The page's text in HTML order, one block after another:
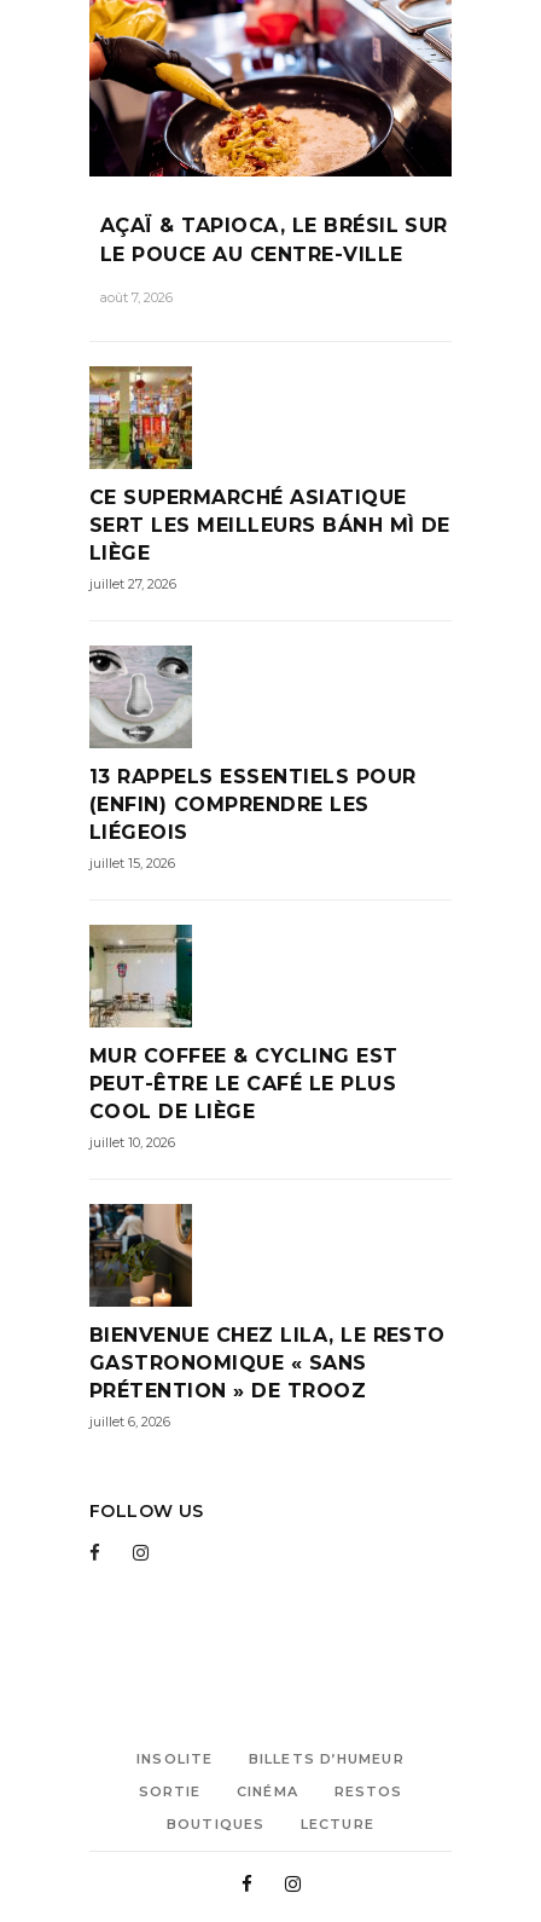
AÇAÏ & TAPIOCA, LE BRÉSIL SUR
LE POUCE AU CENTRE-VILLE
août 7, 2026
CE SUPERMARCHÉ ASIATIQUE
SERT LES MEILLEURS BÁNH MÌ DE
LIÈGE
juillet 27, 2026
13 RAPPELS ESSENTIELS POUR
(ENFIN) COMPRENDRE LES
LIÉGEOIS
juillet 15, 2026
MUR COFFEE & CYCLING EST
PEUT-ÊTRE LE CAFÉ LE PLUS
COOL DE LIÈGE
juillet 10, 2026
BIENVENUE CHEZ LILA, LE RESTO
GASTRONOMIQUE « SANS
PRÉTENTION » DE TROOZ
juillet 6, 2026
FOLLOW US
INSOLITE
BILLETS D’HUMEUR
SORTIE
CINÉMA
RESTOS
BOUTIQUES
LECTURE